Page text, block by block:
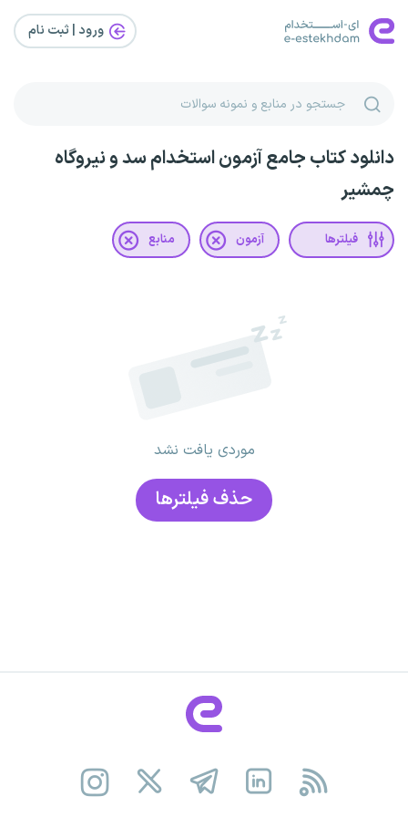
ورود | ثبت‌ نام
دانلود کتاب جامع آزمون استخدام سد و نیروگاه
چمشیر
فیلترها آزمون منابع
موردی یافت نشد
حذف فیلتر‌ها